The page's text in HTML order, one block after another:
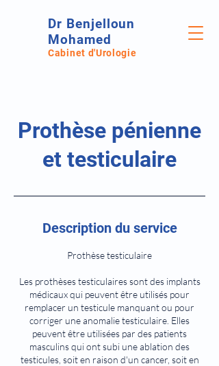
Dr Benjelloun
Mohamed
Cabinet d'Urologie
Prothèse pénienne
et testiculaire
Description du service
Prothèse testiculaire
Les prothèses testiculaires sont des implants
médicaux qui peuvent être utilisés pour
remplacer un testicule manquant ou pour
corriger une anomalie testiculaire. Elles
peuvent être utilisées par des patients
masculins qui ont subi une ablation des
testicules, soit en raison d'un cancer, soit en